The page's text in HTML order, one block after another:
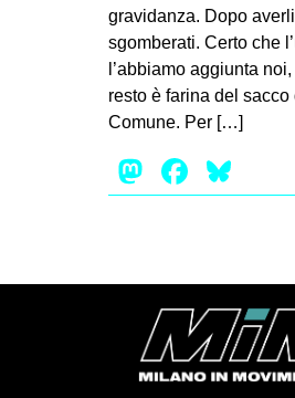
gravidanza. Dopo averli
sgomberati. Certo che
l’abbiamo aggiunta noi,
resto è farina del sacco
Comune. Per […]
Mastodon